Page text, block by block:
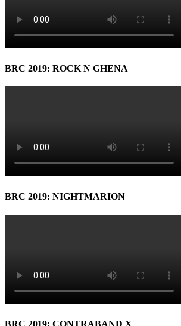
BRC 2019: ROCK N GHENA
BRC 2019: NIGHTMARION
BRC 2019: CONTRABAND X